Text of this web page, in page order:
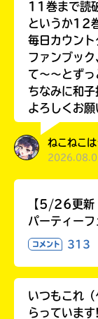
11巻まで読
というか12
毎日カウン
ファンブッ
て〜〜とず
ちなみに和
よろしくお
ねこねこ
【5/26更新
パーティーフ
コメント 313
いつもこれ
らっています